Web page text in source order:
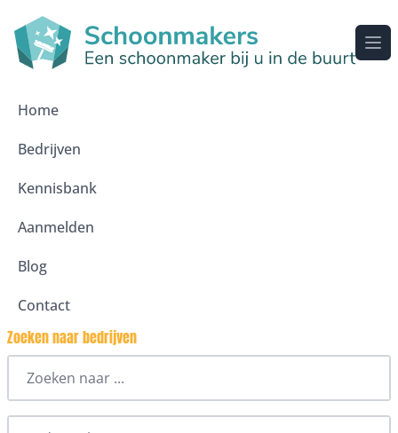
Home
Bedrijven
Kennisbank
Aanmelden
Blog
Contact
Zoeken naar bedrijven